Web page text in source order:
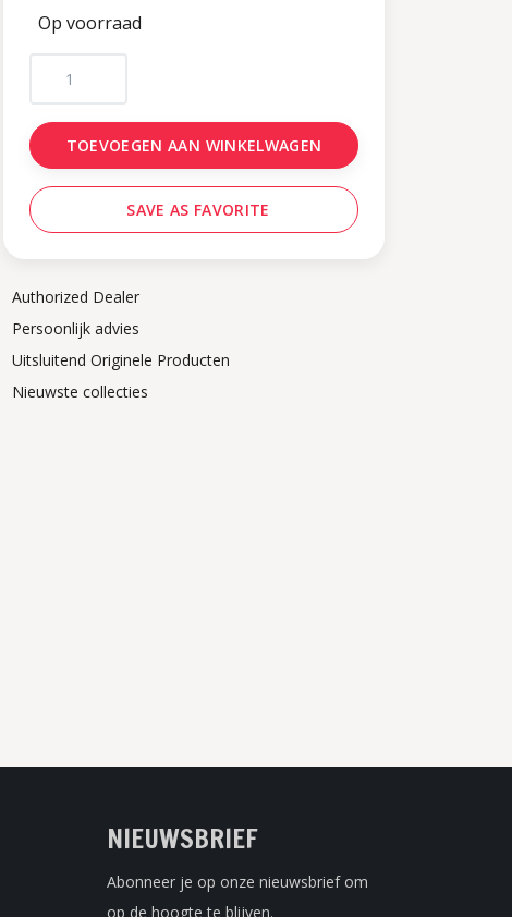
Op voorraad
TOEVOEGEN AAN WINKELWAGEN
SAVE AS FAVORITE
Authorized Dealer
Persoonlijk advies
Uitsluitend Originele Producten
Nieuwste collecties
NIEUWSBRIEF
Abonneer je op onze nieuwsbrief om
op de hoogte te blijven.